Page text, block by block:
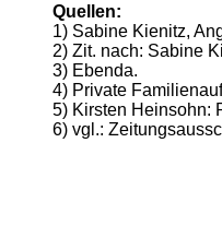
Quellen:
1) Sabine Kienitz,
2) Zit. nach: Sabine
3) Ebenda.
4) Private
5) Kirsten Heinsohn:
6) vgl.: